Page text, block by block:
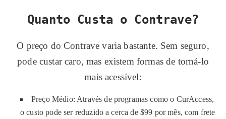
Quanto Custa o Contrave?
O preço do Contrave varia bastante. Sem seguro,
pode custar caro, mas existem formas de torná-lo
mais acessível:
Preço Médio: Através de programas como o CurAccess,
o custo pode ser reduzido a cerca de $99 por mês, com frete